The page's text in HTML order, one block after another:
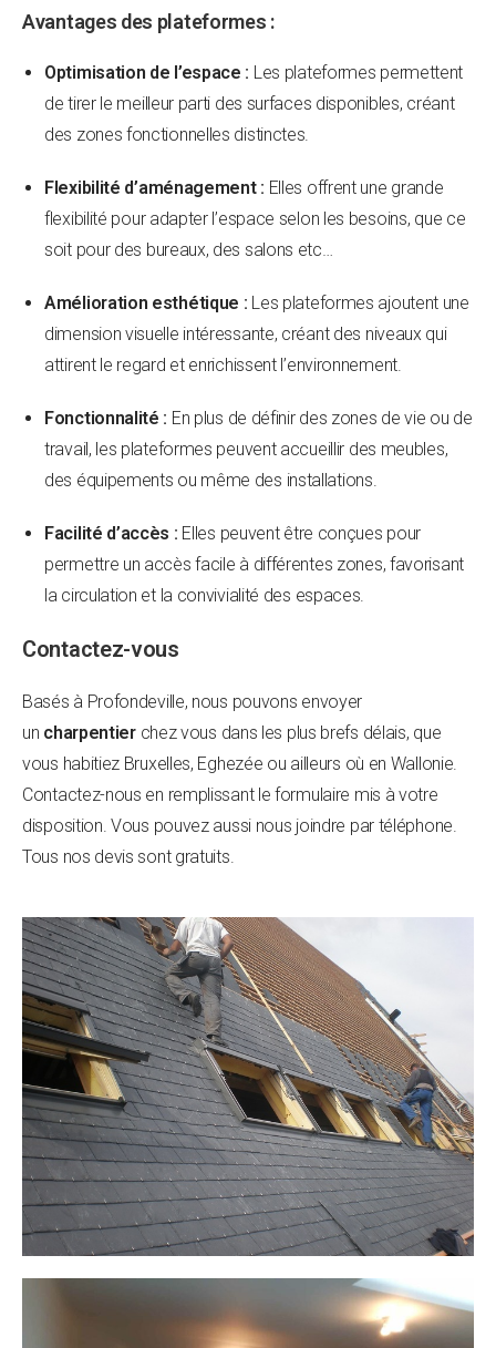
Avantages des plateformes :
Optimisation de l’espace : Les plateformes permettent
de tirer le meilleur parti des surfaces disponibles, créant
des zones fonctionnelles distinctes.
Flexibilité d’aménagement : Elles offrent une grande
flexibilité pour adapter l’espace selon les besoins, que ce
soit pour des bureaux, des salons etc…
Amélioration esthétique : Les plateformes ajoutent une
dimension visuelle intéressante, créant des niveaux qui
attirent le regard et enrichissent l’environnement.
Fonctionnalité : En plus de définir des zones de vie ou de
travail, les plateformes peuvent accueillir des meubles,
des équipements ou même des installations.
Facilité d’accès : Elles peuvent être conçues pour
permettre un accès facile à différentes zones, favorisant
la circulation et la convivialité des espaces.
Contactez-vous
Basés à Profondeville, nous pouvons envoyer
un charpentierchez vous dans les plus brefs délais, que
vous habitiez Bruxelles, Eghezée ou ailleurs où en Wallonie.
Contactez-nous en remplissant le formulaire mis à votre
disposition. Vous pouvez aussi nous joindre par téléphone.
Tous nos devis sont gratuits.